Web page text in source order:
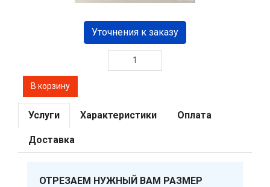
Уточнения к заказу
Услуги Характеристики Оплата
Доставка
ОТРЕЗАЕМ НУЖНЫЙ ВАМ РАЗМЕР